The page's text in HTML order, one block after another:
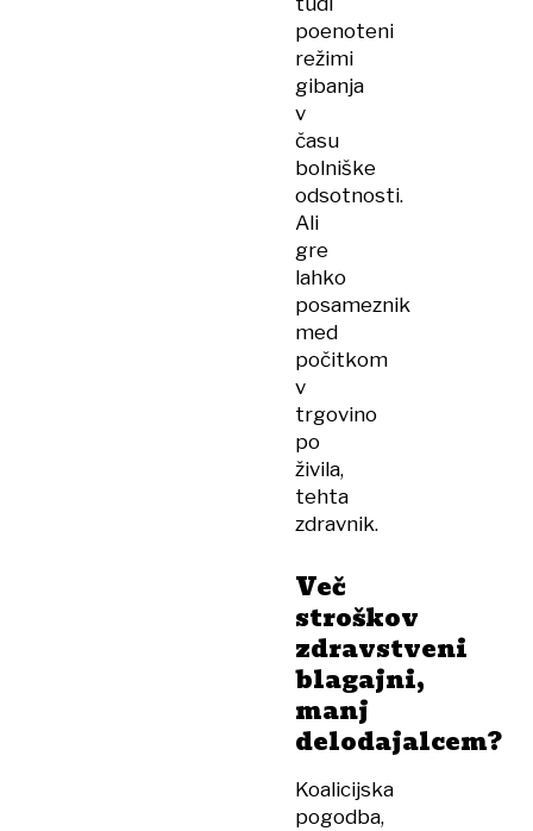
poenoteni
režimi
gibanja
v
času
bolniške
odsotnosti.
Ali
gre
lahko
posameznik
med
počitkom
v
trgovino
po
živila,
tehta
zdravnik.
Več
stroškov
zdravstveni
blagajni,
manj
delodajalcem?
Koalicijska
pogodba,